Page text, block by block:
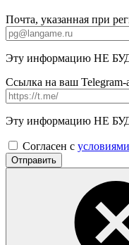
Почта, указанная при
Эту информацию НЕ
Ссылка на ваш Telegram-
Эту информацию НЕ
Согласен с
Отправить